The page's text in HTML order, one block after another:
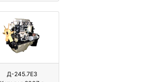
Д-245.7E3